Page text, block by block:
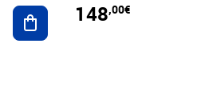
Ajouter au panier
148,00€